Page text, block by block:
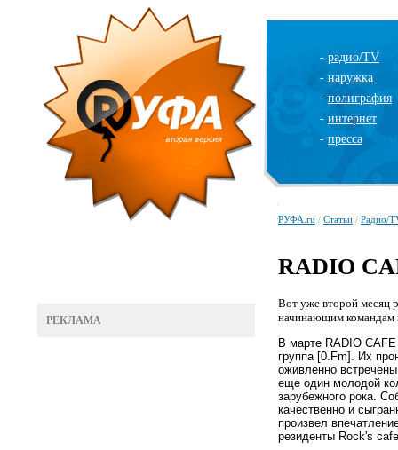
- радио/TV
- наружка
- полиграфия
- интернет
- пресса
РЕКЛАМА
РУФА.ru / Статьи / Радио/
RADIO
Вот уже второй месяц
начинающим командам
В марте RADIO
группа [0.Fm]. Их
оживленно
еще один молодой
зарубежного рока.
качественно и
произвел
резиденты Rock's